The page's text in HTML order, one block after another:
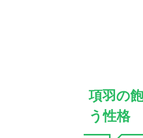
項羽の
う性格